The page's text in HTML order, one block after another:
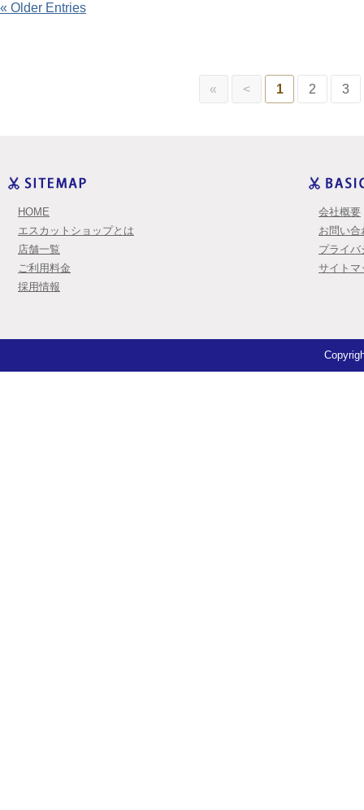
« Older Entries
« < 1 2 3
HOME
エスカットショップとは
店舗一覧
ご利用料金
採用情報
会社概要
お問い合
プライバ
サイトマ